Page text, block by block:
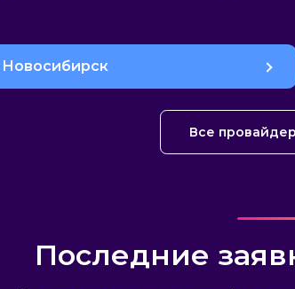
Домашний интернет и ТВ
По
По
По
По
По
Новосибирск
Все
Последние